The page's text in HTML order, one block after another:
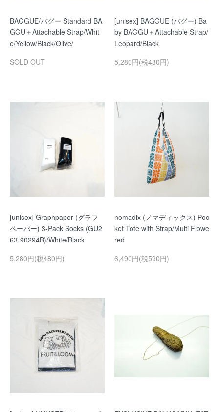
BAGGUE/バグー Standard BA
GGU＋Attachable Strap/Whit
e/Yellow/Black/Olive/
SOLD OUT
[unisex] BAGGUE (バグー) Ba
by BAGGU＋Attachable Strap/
Leopard/Black
5,280円(税480円)
[unisex] Graphpaper (グラフ
ペーパー) 3-Pack Socks (GU2
63-90294B)/White/Black
5,280円(税480円)
nomadix (ノマディックス) Poc
ket Tote with Strap/Multi Flowe
red
6,490円(税590円)